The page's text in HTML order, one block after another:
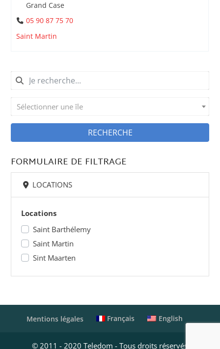
Grand Case
05 90 87 75 70
Saint Martin
Sélectionner une île
RECHERCHE
FORMULAIRE DE FILTRAGE
LOCATIONS
Locations
Saint Barthélemy
Saint Martin
Sint Maarten
Mentions légales Français English
© 2011 - 2020 Teledom - Tous droits réservés